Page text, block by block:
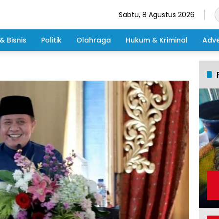
Sabtu, 8 Agustus 2026
Bisnis Politik Olahraga Hukum & Kriminal